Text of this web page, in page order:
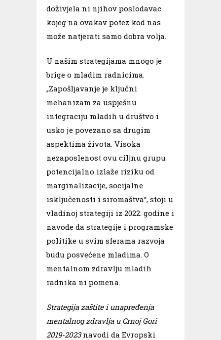
doživjela ni njihov poslodavac
kojeg na ovakav potez kod nas
može natjerati samo dobra volja.
U našim strategijama mnogo je
brige o mladim radnicima.
„Zapošljavanje je ključni
mehanizam za uspješnu
integraciju mladih u društvo i
usko је povezano sa drugim
aspektima života. Visoka
nezaposlenost ovu ciljnu grupu
potencijalno izlaže riziku od
marginalizacije, socijalne
isključenosti i siromaštva“, stoji u
vladinoj strategiji iz 2022. godine i
navode da strategije i programske
politike u svim sferama razvoja
budu posvećene mladima. O
mentalnom zdravlju mladih
radnika ni pomena.
Strategija zaštite i unapređenja
mentalnog zdravlja u Crnoj Gori
2019-2023navodi da Еvrоpski